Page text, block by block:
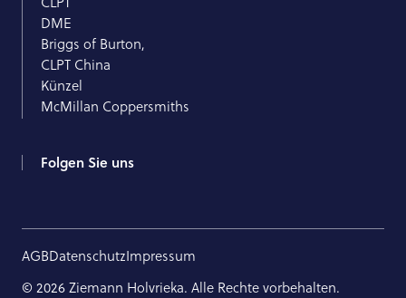
DME
Briggs of Burton,
CLPT China
Künzel
McMillan Coppersmiths
Folgen Sie uns
AGBDatenschutzImpressum
© 2026 Ziemann Holvrieka. Alle Rechte vorbehalten.